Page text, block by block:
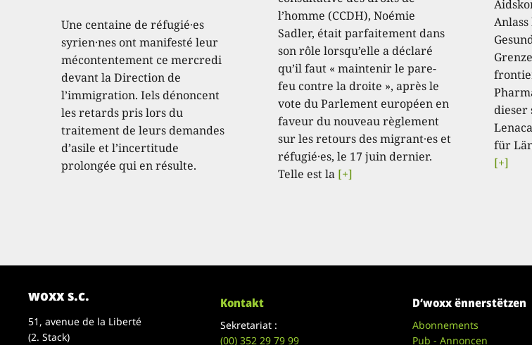
Une centaine de réfugié·es
syrien·nes ont manifesté leur
mécontentement ce mercredi
devant la Direction de
l’immigration. Iels dénoncent
les retards pris lors du
traitement de leurs demandes
d’asile et l’incertitude
prolongée qui en résulte.
l’homme (CCDH), Noémie
Sadler, était parfaitement dans
son rôle lorsqu’elle a déclaré
qu’il faut « maintenir le pare-
feu contre la droite », après le
vote du Parlement européen en
faveur du nouveau règlement
sur les retours des migrant·es et
réfugié·es, le 17 juin dernier.
Telle est la [+]
dieser
für
[+]
woxx s.c.
51, avenue de la Liberté
(2. Stack)
Kontakt
Sekretariat :
(00)352 29 79 99
D’woxx ënnerstëtzen
Abonnements
Pub - Annoncen